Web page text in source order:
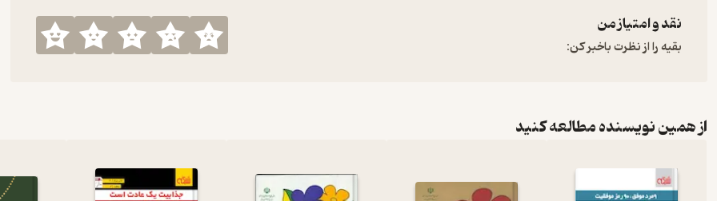
نقد و امتیاز من
بقیه را از نظرت باخبر کن:
از همین نویسنده مطالعه کنید